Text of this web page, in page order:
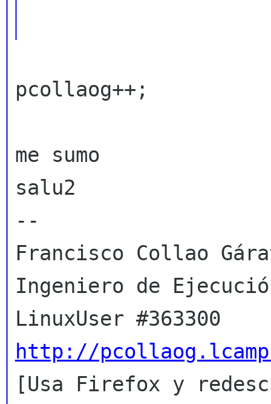
pcollaog++;
me sumo
salu2
--
Francisco Collao
Ingeniero de
http://